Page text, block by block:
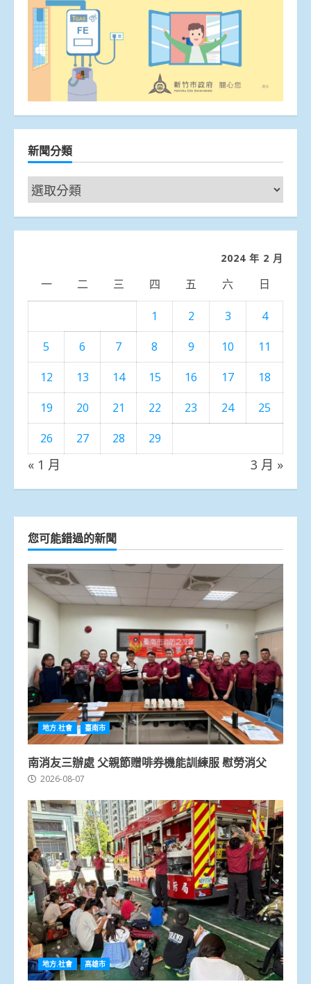
新聞分類
新
聞
分
2024 年 2 月
一 二 三 四 五 六 日
1 2 3
4
5
6 7 8 9 10
11
12
13 14 15 16 17
18
19
20 21 22 23 24
25
26
27 28 29
« 1 月 3 月 »
您可能錯過的新聞
地方.社會 臺南市
南消友三辦處 父親節贈啡券機能訓練服 慰勞消父
2026-08-07
地方.社會 高雄市